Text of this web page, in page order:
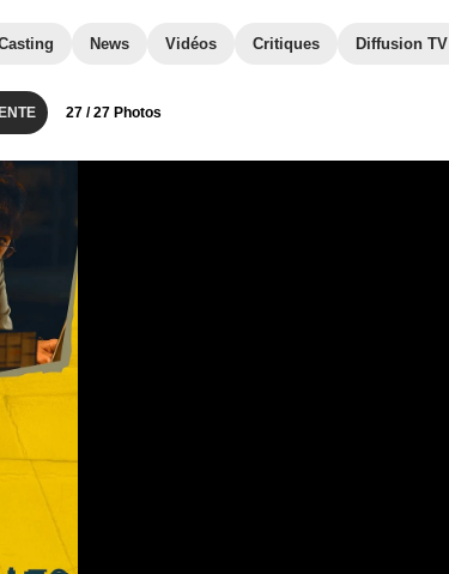
News Vidéos Critiques Diffusion TV
27 / 27 Photos